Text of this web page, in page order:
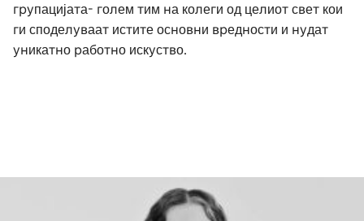
групацијата- голем тим на колеги од целиот свет кои
ги споделуваат истите основни вредности и нудат
уникатно работно искуство.